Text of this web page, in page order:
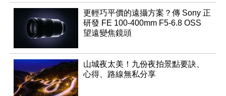
更輕巧平價的遠攝方案？傳 Sony 正
研發 FE 100-400mm F5-6.8 OSS
望遠變焦鏡頭
山城夜太美！九份夜拍景點要訣、
心得、路線無私分享